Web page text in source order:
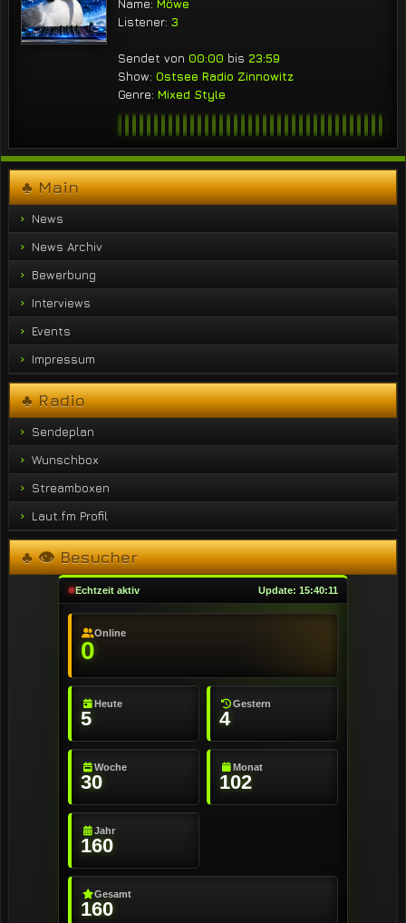
Name: Möwe
Listener: 3
Sendet von 00:00 bis 23:59
Show: Ostsee Radio Zinnowitz
Genre: Mixed Style
♣ Main
News
News Archiv
Bewerbung
Interviews
Events
Impressum
♣ Radio
Sendeplan
Wunschbox
Streamboxen
Laut.fm Profil
♣ 👁 Besucher